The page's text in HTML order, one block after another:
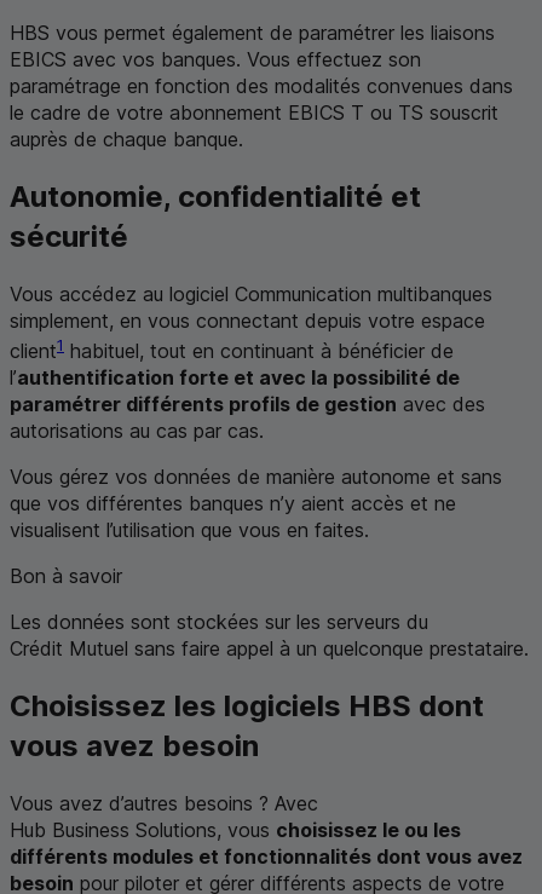
HBS vous permet également de paramétrer les liaisons
EBICS avec vos banques. Vous effectuez son
paramétrage en fonction des modalités convenues dans
le cadre de votre abonnement EBICS T ou TS souscrit
auprès de chaque banque.
Autonomie, confidentialité et
sécurité
Vous accédez au logiciel Communication multibanques
simplement, en vous connectant depuis votre espace
client1 habituel, tout en continuant à bénéficier de
l’authentification forte et avec la possibilité de
paramétrer différents profils de gestion avec des
autorisations au cas par cas.
Vous gérez vos données de manière autonome et sans
que vos différentes banques n’y aient accès et ne
visualisent l’utilisation que vous en faites.
Bon à savoir
Les données sont stockées sur les serveurs du
Crédit Mutuel sans faire appel à un quelconque prestataire.
Choisissez les logiciels HBS dont
vous avez besoin
Vous avez d’autres besoins ? Avec
Hub Business Solutions, vous choisissez le ou les
différents modules et fonctionnalités dont vous avez
besoin pour piloter et gérer différents aspects de votre